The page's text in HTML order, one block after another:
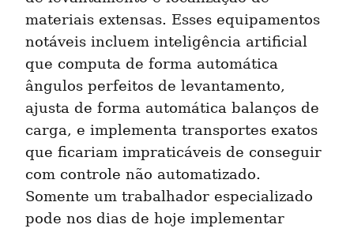
materiais extensas. Esses equipamentos
notáveis incluem inteligência artificial
que computa de forma automática
ângulos perfeitos de levantamento,
ajusta de forma automática balanços de
carga, e implementa transportes exatos
que ficariam impraticáveis de conseguir
com controle não automatizado.
Somente um trabalhador especializado
pode nos dias de hoje implementar